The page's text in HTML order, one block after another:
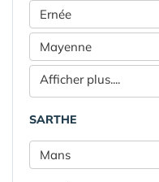
Ernée
Mayenne
Afficher plus....
SARTHE
Mans